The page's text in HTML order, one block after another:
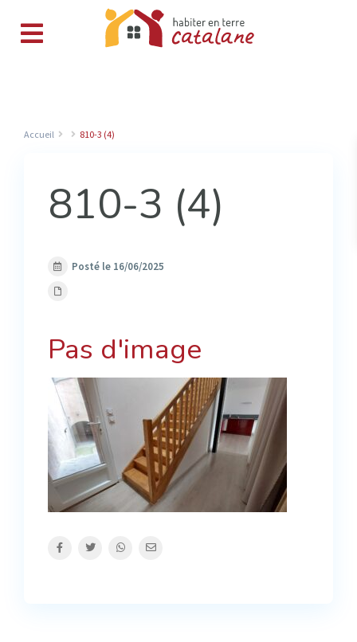
Accueil 810-3 (4)
810-3 (4)
Posté le 16/06/2025
Pas d'image